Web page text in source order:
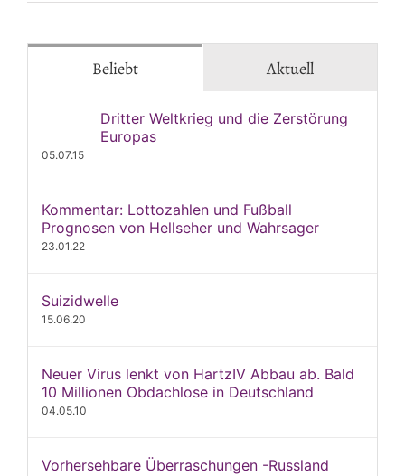
Beliebt Aktuell
Dritter Weltkrieg und die Zerstörung
Europas
05.07.15
Kommentar: Lottozahlen und Fußball
Prognosen von Hellseher und Wahrsager
23.01.22
Suizidwelle
15.06.20
Neuer Virus lenkt von HartzIV Abbau ab. Bald
10 Millionen Obdachlose in Deutschland
04.05.10
Vorhersehbare Überraschungen -Russland